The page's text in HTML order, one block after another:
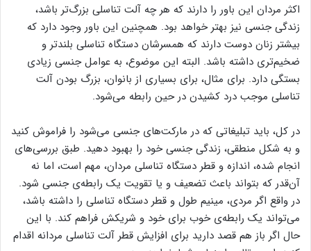
اکثر مردان این باور را دارند که هر چه آلت تناسلی بزرگ‌تر باشد،
زندگی جنسی نیز بهتر خواهد بود. همچنین این باور وجود دارد که
بیشتر زنان دوست دارند که همسرشان دستگاه تناسلی بلندتر و
ضخیم‌تری داشته باشد. البته این موضوع، به عوامل جنسی زیادی
بستگی دارد. برای مثال، برای بسیاری از بانوان، بزرگ بودن آلت
تناسلی موجب درد کشیدن در حین رابطه می‌شود.
در کل، باید تبلیغاتی که در مارکت‌های جنسی می‌شود را فراموش کنید
و به شکل منطقی، زندگی جنسی خود را بهبود دهید. طبق بررسی‌های
انجام شده، اندازه و قطر دستگاه تناسلی مردان، مهم است، اما نه
آن‌قدر که بتواند باعث تضعیف و یا تقویت یک رابطه‌ی جنسی شود.
در واقع اگر مردی، مینیم طول و قطر دستگاه تناسلی را داشته باشد،
می‌تواند یک رابطه‌ی خوب برای خود و شریکش فراهم کند. با این
حال اگر باز هم قصد دارید برای افزایش قطر آلت تناسلی مردانه اقدام